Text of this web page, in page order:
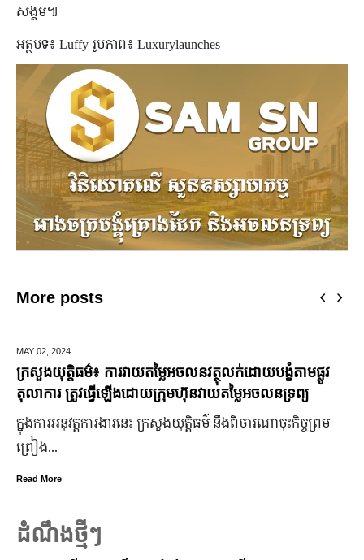
សង្គម៕
អត្ថបទ៖ Luffy រូបភាព៖ Luxurylaunches
More posts
ារវាយតម្លៃអចលនវត្ថុលក់ដោយបង្ខំតាមផ្លូវ
ើឡើងដោយក្រុមហ៊ុនវាយតម្លៃអចលនទ្រព្យ
រងារនេះ ក្រសួងយុត្តិធម៌ នឹងពិចារណាចុះកិច្ចព្រម
មកមើលទិដ្ឋភា
ព័ន្ធមុនីរ័ត្ន
ក្រោយ​ភ្ជាប់​ពាក្
ដំណឹងថ្មីៗ